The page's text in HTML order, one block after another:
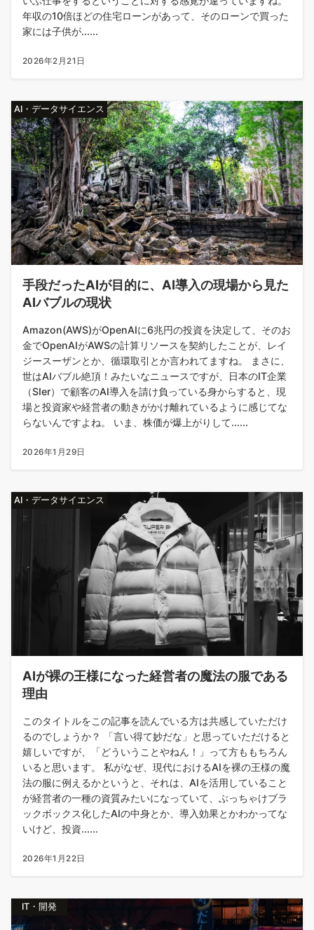
年収の10倍ほどの住宅ローンがあって、そのローンで買った
家には子供が......
2026年2月21日
AI・データサイエンス
手段だったAIが目的に、AI導入の現場から見た
AIバブルの現状
Amazon(AWS)がOpenAIに6兆円の投資を決定して、そのお
金でOpenAIがAWSの計算リソースを契約したことが、レイ
ジースーザンとか、循環取引とか言われてますね。 まさに、
世はAIバブル絶頂！みたいなニュースですが、日本のIT企業
（SIer）で顧客のAI導入を請け負っている身からすると、現
場と投資家や経営者の動きがかけ離れているように感じてな
らないんですよね。 いま、株価が爆上がりして......
2026年1月29日
AI・データサイエンス
AIが裸の王様になった経営者の魔法の服である
理由
このタイトルをこの記事を読んでいる方は共感していただけ
るのでしょうか？ 「言い得て妙だな」と思っていただけると
嬉しいですが、「どういうことやねん！」って方ももちろん
いると思います。 私がなぜ、現代におけるAIを裸の王様の魔
法の服に例えるかというと、それは、AIを活用していること
が経営者の一種の資質みたいになっていて、ぶっちゃけブラ
ックボックス化したAIの中身とか、導入効果とかわかってな
いけど、投資......
2026年1月22日
IT・開発